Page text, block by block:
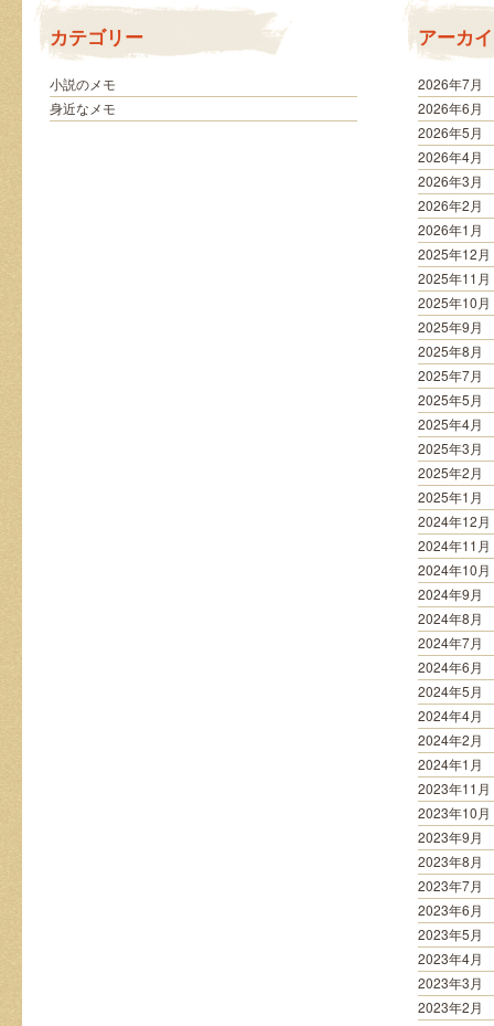
く
ぞ
ラ
ー
カテゴリー
小説のメモ
身近なメモ
アーカ
2026年7月
2026年6月
2026年5月
2026年4月
2026年3月
2026年2月
2026年1月
2025年12月
2025年11月
2025年10月
2025年9月
2025年8月
2025年7月
2025年5月
2025年4月
2025年3月
2025年2月
2025年1月
2024年12月
2024年11月
2024年10月
2024年9月
2024年8月
2024年7月
2024年6月
2024年5月
2024年4月
2024年2月
2024年1月
2023年11月
2023年10月
2023年9月
2023年8月
2023年7月
2023年6月
2023年5月
2023年4月
2023年3月
2023年2月